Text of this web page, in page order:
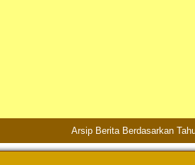
Arsip Berita Berdasarkan